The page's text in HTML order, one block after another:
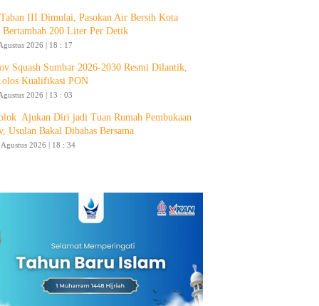
III Dimulai, Pasokan Air Bersih Kota
Bertambah 200 Liter Per Detik
2026 | 18 : 17
Squash Sumbar 2026-2030 Resmi Dilantik,
Kualifikasi PON
2026 | 13 : 03
Ajukan Diri jadi Tuan Rumah Pembukaan
Usulan Bakal Dibahas Bersama
Agustus 2026 | 18 : 34